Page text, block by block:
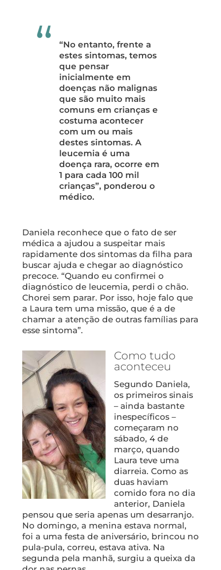
“No entanto, frente a
estes sintomas, temos
que pensar
inicialmente em
doenças não malignas
que são muito mais
comuns em crianças e
costuma acontecer
com um ou mais
destes sintomas. A
leucemia é uma
doença rara, ocorre em
1 para cada 100 mil
crianças”, ponderou o
médico.
Daniela reconhece que o fato de ser
médica a ajudou a suspeitar mais
rapidamente dos sintomas da filha para
buscar ajuda e chegar ao diagnóstico
precoce. “Quando eu confirmei o
diagnóstico de leucemia, perdi o chão.
Chorei sem parar. Por isso, hoje falo que
a Laura tem uma missão, que é a de
chamar a atenção de outras famílias para
esse sintoma”.
Como tudo
aconteceu
Segundo Daniela,
os primeiros sinais
– ainda bastante
inespecíficos –
começaram no
sábado, 4 de
março, quando
Laura teve uma
diarreia. Como as
duas haviam
comido fora no dia
anterior, Daniela
pensou que seria apenas um desarranjo.
No domingo, a menina estava normal,
foi a uma festa de aniversário, brincou no
pula-pula, correu, estava ativa. Na
segunda pela manhã, surgiu a queixa da